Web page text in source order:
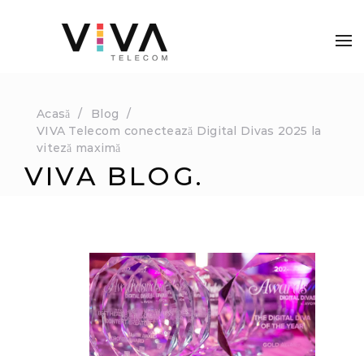
Acasă
Blog
VIVA Telecom conectează Digital Divas 2025 la
viteză maximă
VIVA BLOG.